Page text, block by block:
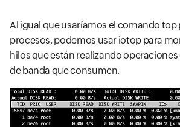
Al igual que usaríamos el comando
procesos, podemos usar iotop para
hilos que están realizando operaciones
de banda que consumen.